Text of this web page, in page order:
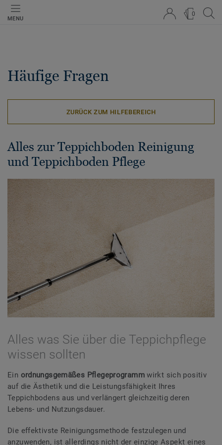
MENU
0
Häufige Fragen
ZURÜCK ZUM HILFEBEREICH
Alles zur Teppichboden Reinigung
und Teppichboden Pflege
Alles was Sie über die Teppichpflege
wissen sollten
Ein ordnungsgemäßes Pflegeprogrammwirkt sich positiv
auf die Ästhetik und die Leistungsfähigkeit Ihres
Teppichbodens aus und verlängert gleichzeitig deren
Lebens- und Nutzungsdauer.
Die effektivste Reinigungsmethode festzulegen und
anzuwenden, ist allerdings nicht der einzige Aspekt eines